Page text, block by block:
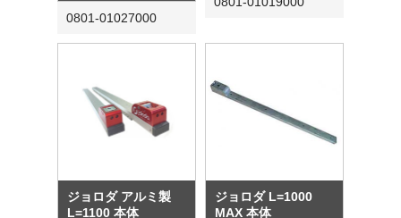
0801-01027000
ジョロダ アルミ製
L=1100 本体
ジョロダ L=1000
MAX 本体